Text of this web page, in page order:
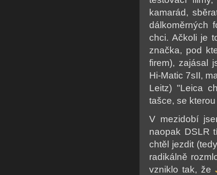
kamarád,
dálkoměrných
chci. Ačkoli je
značka, pod
firem), zajásal
Hi-Matic 7sII,
Leitz) "Leica
tašce, se
V mezidobí
naopak DSLR
chtěl jezdit
radikálně
vzniklo tak, že